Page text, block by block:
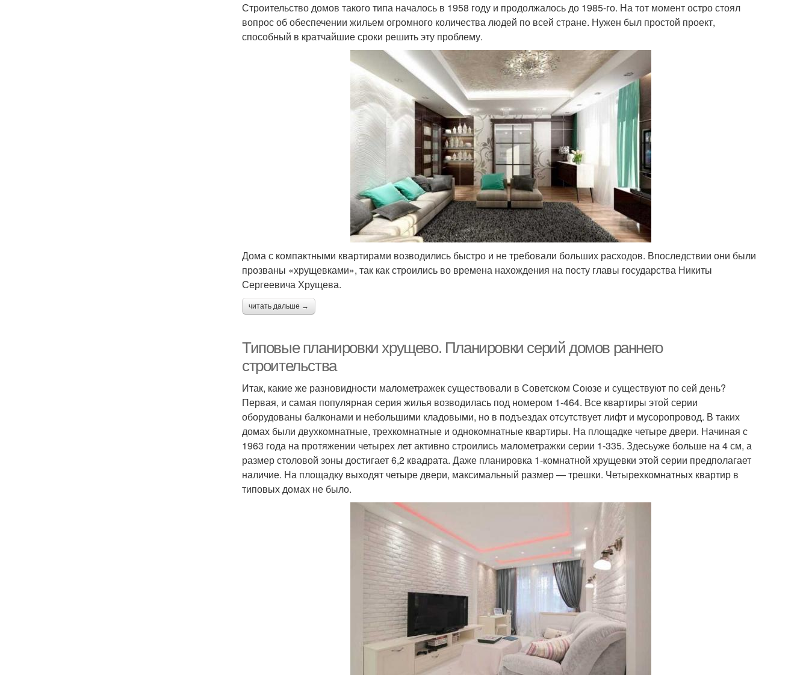
Строительство домов такого типа началось в 1958 году и продолжалось до 1985-го. На тот момент остро стоял
вопрос об обеспечении жильем огромного количества людей по всей стране. Нужен был простой проект,
способный в кратчайшие сроки решить эту проблему.
Дома с компактными квартирами возводились быстро и не требовали больших расходов. Впоследствии они были
прозваны «хрущевками», так как строились во времена нахождения на посту главы государства Никиты
Сергеевича Хрущева.
читать дальше →
Типовые планировки хрущево. Планировки серий домов раннего
строительства
Итак, какие же разновидности малометражек существовали в Советском Союзе и существуют по сей день?
Первая, и самая популярная серия жилья возводилась под номером 1-464. Все квартиры этой серии
оборудованы балконами и небольшими кладовыми, но в подъездах отсутствует лифт и мусоропровод. В таких
домах были двухкомнатные, трехкомнатные и однокомнатные квартиры. На площадке четыре двери. Начиная с
1963 года на протяжении четырех лет активно строились малометражки серии 1-335. Здесьуже больше на 4 см, а
размер столовой зоны достигает 6,2 квадрата. Даже планировка 1-комнатной хрущевки этой серии предполагает
наличие. На площадку выходят четыре двери, максимальный размер — трешки. Четырехкомнатных квартир в
типовых домах не было.